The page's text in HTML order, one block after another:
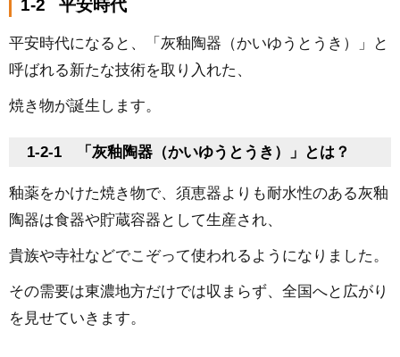
1-2 平安時代
平安時代になると、「灰釉陶器（かいゆうとうき）」と
呼ばれる新たな技術を取り入れた、
焼き物が誕生します。
1-2-1 「灰釉陶器（かいゆうとうき）」とは？
釉薬をかけた焼き物で、須恵器よりも耐水性のある灰釉
陶器は食器や貯蔵容器として生産され、
貴族や寺社などでこぞって使われるようになりました。
その需要は東濃地方だけでは収まらず、全国へと広がり
を見せていきます。